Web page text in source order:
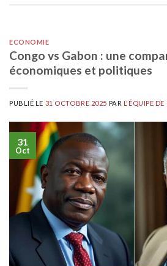
ECONOMIE
Congo vs Gabon : une
économiques et politiques
PUBLIÉ LE 31 OCTOBRE 2025 PAR L'ÉQUIPE
31
Oct